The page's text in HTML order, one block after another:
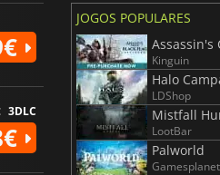
3DLC
JOGOS POPULARES
Kinguin
Halo
LDShop
Mistfall
LootBar
Palworld